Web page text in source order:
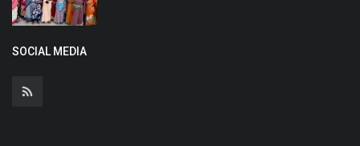
SOCIAL MEDIA